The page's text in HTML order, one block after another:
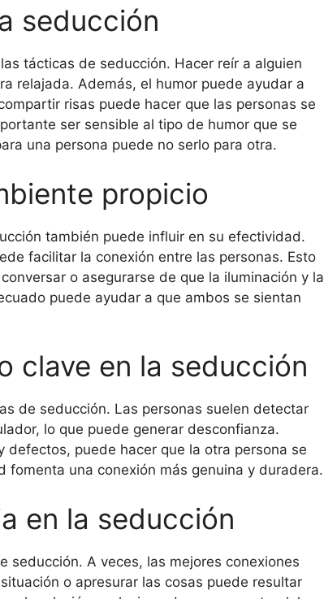
seducción
tácticas de seducción. Hacer reír a alguien
relajada. Además, el humor puede ayudar a
risas puede hacer que las personas se
ser sensible al tipo de humor que se
una persona puede no serlo para otra.
propicio
también puede influir en su efectividad.
facilitar la conexión entre las personas. Esto
o asegurarse de que la iluminación y la
puede ayudar a que ambos se sientan
clave en la seducción
de seducción. Las personas suelen detectar
lo que puede generar desconfianza.
puede hacer que la otra persona se
una conexión más genuina y duradera.
en la seducción
seducción. A veces, las mejores conexiones
o apresurar las cosas puede resultar